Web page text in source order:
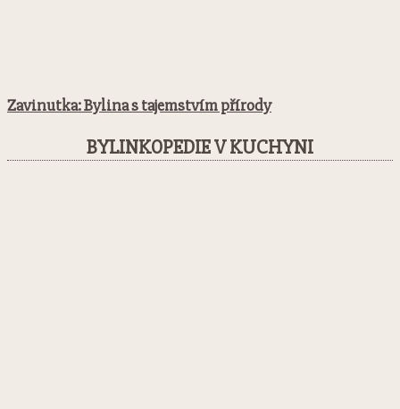
Zavinutka: Bylina s tajemstvím přírody
BYLINKOPEDIE V KUCHYNI